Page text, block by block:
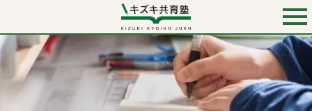
お電話での入会・見学・料金のお問い合わせは
0120-501-858 （無料）
キズキ共育塾 TOP